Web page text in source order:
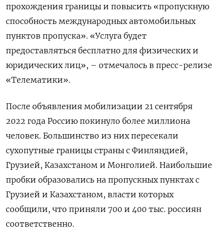
прохождения границы и повысить «пропускную
способность международных автомобильных
пунктов пропуска». «Услуга будет
предоставляться бесплатно для физических и
юридических лиц», – отмечалось в пресс-релизе
«Телематики».
После объявления мобилизации 21 сентября
2022 года Россию покинуло более миллиона
человек. Большинство из них пересекали
сухопутные границы страны с Финляндией,
Грузией, Казахстаном и Монголией. Наибольшие
пробки образовались на пропускных пунктах с
Грузией и Казахстаном, власти которых
сообщили, что приняли 700 и 400 тыс. россиян
соответственно.